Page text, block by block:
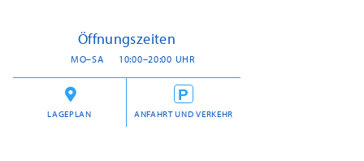
Öffnungszeiten
MO–SA 10:00–20:00 UHR
LAGEPLAN ANFAHRT UND VERKEHR